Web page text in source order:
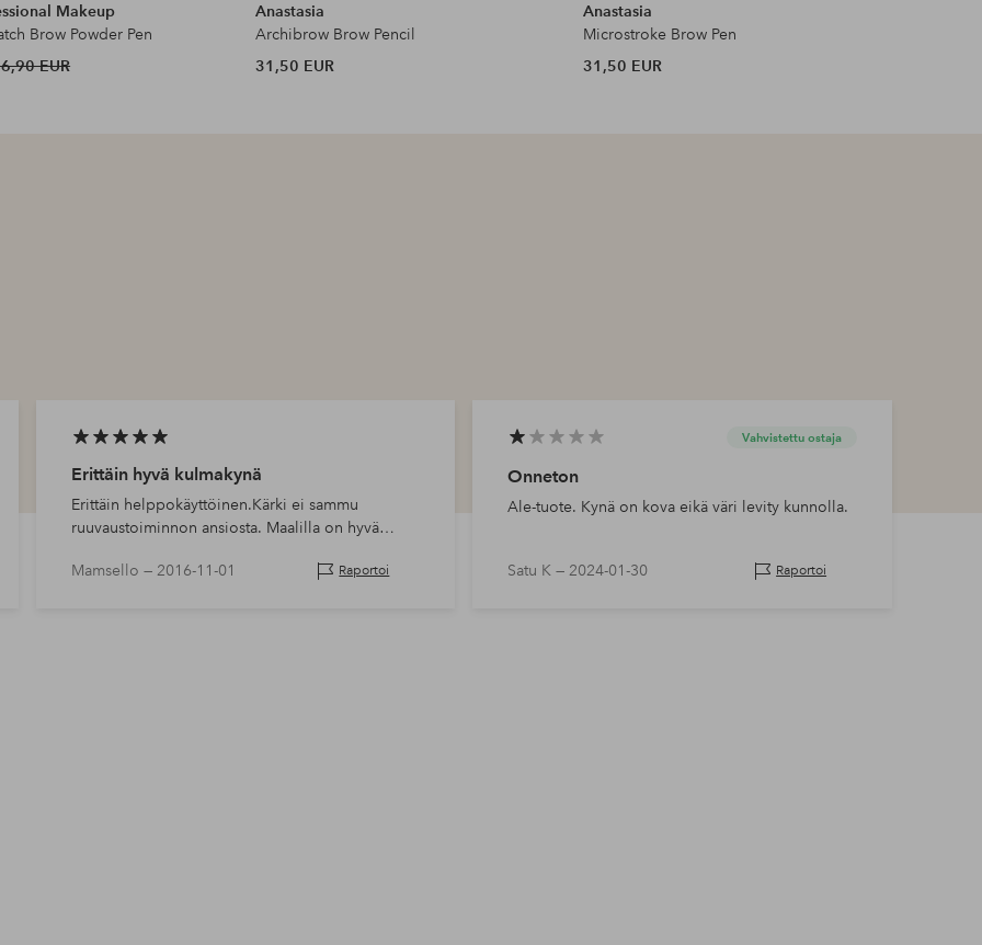
Makeup
Brow Powder Pen
EUR
Anastasia
Archibrow Brow Pencil
31,50 EUR
Anastasia
Microstroke Brow Pen
31,50 EUR
Erittäin hyvä kulmakynä
Erittäin helppokäyttöinen.Kärki ei sammu
ruuvaustoiminnon ansiosta. Maalilla on hyvä
väri!
Mamsello — 2016-11-01 Raportoi
Vahvistettu ostaja
Onneton
Ale-tuote. Kynä on kova eikä väri levity kunnolla.
Satu K —2024-01-30 Raportoi